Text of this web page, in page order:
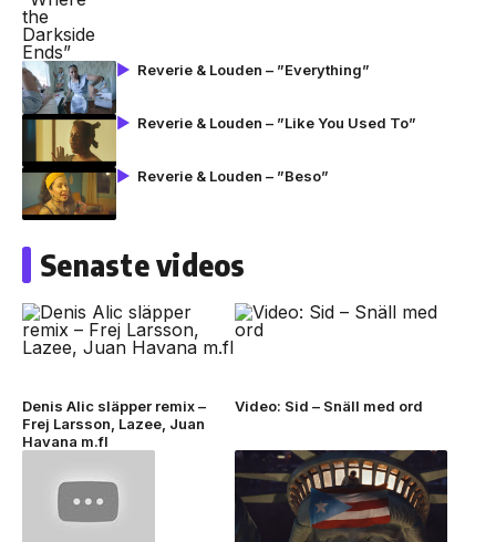
Reverie & Louden – ”Everything”
Reverie & Louden – ”Like You Used To”
Reverie & Louden – ”Beso”
Senaste videos
Denis Alic släpper remix –
Frej Larsson, Lazee, Juan
Havana m.fl
Video: Sid – Snäll med ord